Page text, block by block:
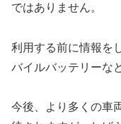
ではありません。
利用する前に情報を
バイルバッテリーな
今後、より多くの車